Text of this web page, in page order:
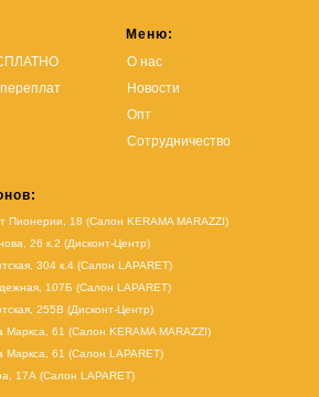
Меню:
О нас
Новости
Опт
Сотрудничество
Пионерии, 18 (Салон KERAMA MARAZZI)
26 к.2 (Дисконт-Центр)
304 к.4 (Салон LAPARET)
107Б (Салон LAPARET)
255В (Дисконт-Центр)
Маркса, 61 (Салон KERAMA MARAZZI)
Маркса, 61 (Салон LAPARET)
17А (Салон LAPARET)